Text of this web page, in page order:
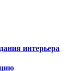
интерьера